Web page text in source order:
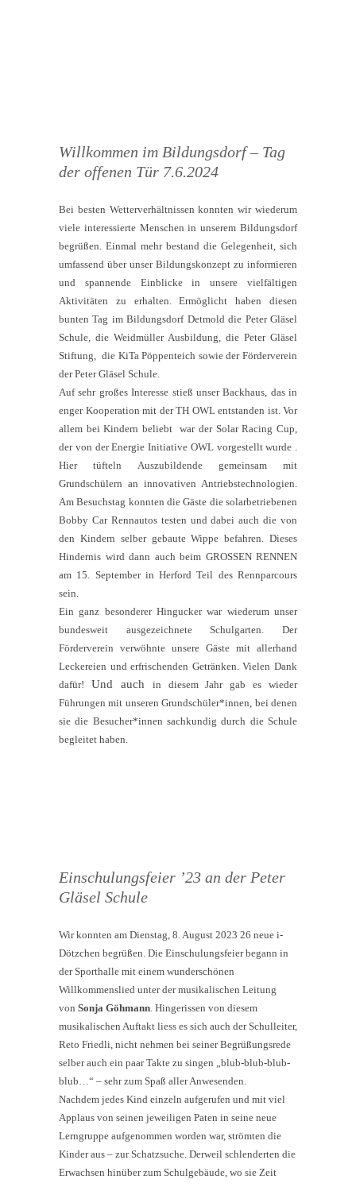
Willkommen im Bildungsdorf – Tag
der offenen Tür 7.6.2024
Bei besten Wetterverhältnissen konnten wir wiederum
viele interessierte Menschen in unserem Bildungsdorf
begrüßen. Einmal mehr bestand die Gelegenheit, sich
umfassend über unser Bildungskonzept zu informieren
und spannende Einblicke in unsere vielfältigen
Aktivitäten zu erhalten. Ermöglicht haben diesen
bunten Tag im Bildungsdorf Detmold die Peter Gläsel
Schule, die Weidmüller Ausbildung, die Peter Gläsel
Stiftung, die KiTa Pöppenteich sowie der Förderverein
der Peter Gläsel Schule.
Auf sehr großes Interesse stieß unser Backhaus, das in
enger Kooperation mit der TH OWL entstanden ist. Vor
allem bei Kindern beliebt war der Solar Racing Cup,
der von der Energie Initiative OWL vorgestellt wurde .
Hier tüfteln Auszubildende gemeinsam mit
Grundschülern an innovativen Antriebstechnologien.
Am Besuchstag konnten die Gäste die solarbetriebenen
Bobby Car Rennautos testen und dabei auch die von
den Kindern selber gebaute Wippe befahren. Dieses
Hindernis wird dann auch beim GROSSEN RENNEN
am 15. September in Herford Teil des Rennparcours
sein.
Ein ganz besonderer Hingucker war wiederum unser
bundesweit ausgezeichnete Schulgarten. Der
Förderverein verwöhnte unsere Gäste mit allerhand
Leckereien und erfrischenden Getränken. Vielen Dank
dafür! Und auch in diesem Jahr gab es wieder
Führungen mit unseren Grundschüler*innen, bei denen
sie die Besucher*innen sachkundig durch die Schule
begleitet haben.
Einschulungsfeier ’23 an der Peter
Gläsel Schule
Wir konnten am Dienstag, 8. August 2023 26 neue i-
Dötzchen begrüßen. Die Einschulungsfeier begann in
der Sporthalle mit einem wunderschönen
Willkommenslied unter der musikalischen Leitung
von Sonja Göhmann . Hingerissen von diesem
musikalischen Auftakt liess es sich auch der Schulleiter,
Reto Friedli, nicht nehmen bei seiner Begrüßungsrede
selber auch ein paar Takte zu singen „blub-blub-blub-
blub…“ – sehr zum Spaß aller Anwesenden.
Nachdem jedes Kind einzeln aufgerufen und mit viel
Applaus von seinen jeweiligen Paten in seine neue
Lerngruppe aufgenommen worden war, strömten die
Kinder aus – zur Schatzsuche. Derweil schlenderten die
Erwachsen hinüber zum Schulgebäude, wo sie Zeit